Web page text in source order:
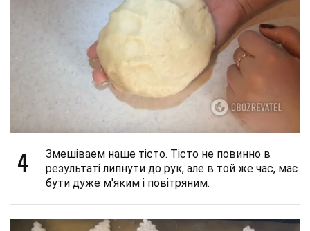
4
Змешіваем наше тісто. Тісто не повинно в
результаті липнути до рук, але в той же час, має
бути дуже м'яким і повітряним.